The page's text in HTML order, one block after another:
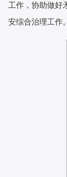
工作，协助做好
安综合治理工作。